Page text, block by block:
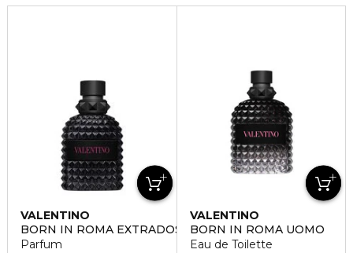
VALENTINO
BORN IN ROMA EXTRADOSE UOMO
Parfum
VALENTINO
BORN IN ROMA UOMO
Eau de Toilette